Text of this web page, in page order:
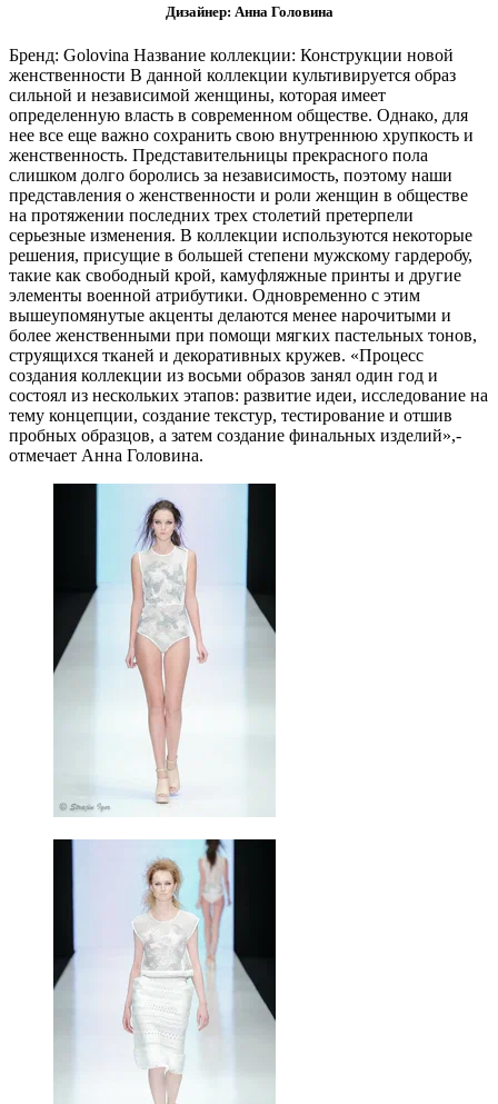
Дизайнер: Анна Головина
Бренд: Golovina Название коллекции: Конструкции новой
женственности В данной коллекции культивируется образ
сильной и независимой женщины, которая имеет
определенную власть в современном обществе. Однако, для
нее все еще важно сохранить свою внутреннюю хрупкость и
женственность. Представительницы прекрасного пола
слишком долго боролись за независимость, поэтому наши
представления о женственности и роли женщин в обществе
на протяжении последних трех столетий претерпели
серьезные изменения. В коллекции используются некоторые
решения, присущие в большей степени мужскому гардеробу,
такие как свободный крой, камуфляжные принты и другие
элементы военной атрибутики. Одновременно с этим
вышеупомянутые акценты делаются менее нарочитыми и
более женственными при помощи мягких пастельных тонов,
струящихся тканей и декоративных кружев. «Процесс
создания коллекции из восьми образов занял один год и
состоял из нескольких этапов: развитие идеи, исследование на
тему концепции, создание текстур, тестирование и отшив
пробных образцов, а затем создание финальных изделий»,-
отмечает Анна Головина.